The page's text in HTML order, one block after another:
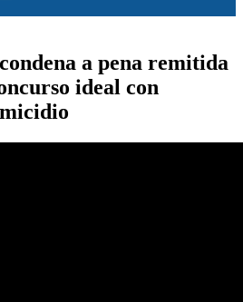
a pena remitida
ideal con